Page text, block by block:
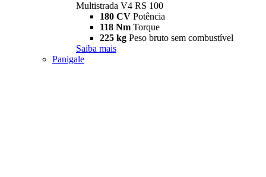
Multistrada V4 RS 100
180 CV Potência
118 Nm Torque
225 kg Peso bruto sem combustível
Saiba mais
Panigale